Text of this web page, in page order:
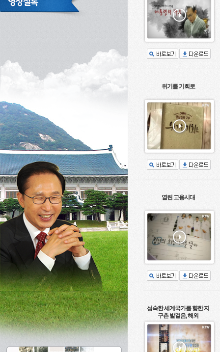
위기를 기회로
열린 고용시대
성숙한 세계국가를 향한 지
구촌 발걸음, 해외